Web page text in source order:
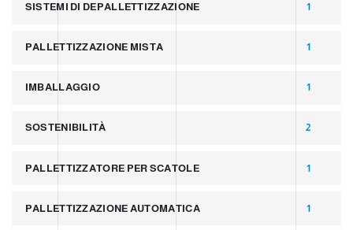
SISTEMI DI DEPALLETTIZZAZIONE 1
PALLETTIZZAZIONE MISTA 1
IMBALLAGGIO 1
SOSTENIBILITÀ 2
PALLETTIZZATORE PER SCATOLE 1
PALLETTIZZAZIONE AUTOMATICA 1